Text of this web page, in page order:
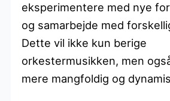
eksperimentere med nye
og samarbejde med
Dette vil ikke kun berige
orkestermusikken, men
mere mangfoldig og